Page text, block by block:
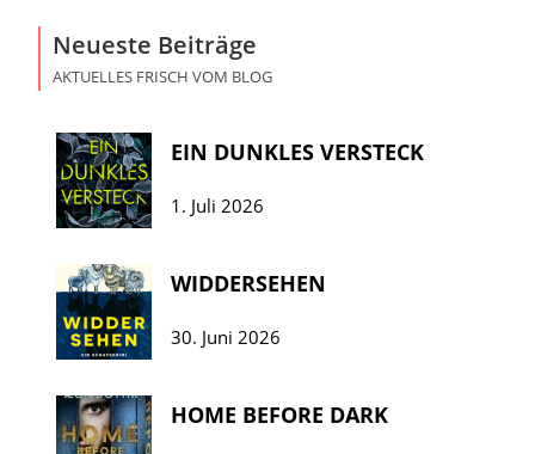
Neueste Beiträge
AKTUELLES FRISCH VOM BLOG
EIN DUNKLES VERSTECK
1. Juli 2026
WIDDERSEHEN
30. Juni 2026
HOME BEFORE DARK